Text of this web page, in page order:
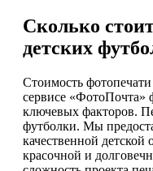
Сколько
детских
Стоимость
сервисе «ФотоПочта»
ключевых факторов.
футболки. Мы
качественной
красочной и